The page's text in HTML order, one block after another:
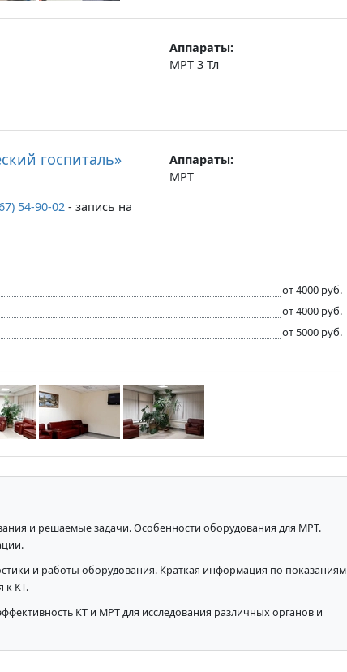
Аппараты:
МРТ 3 Тл
госпиталь»
54-90-02 - запись на
Аппараты:
МРТ
от 4000 руб.
от 4000 руб.
от 5000 руб.
и решаемые задачи. Особенности оборудования для МРТ.
и работы оборудования. Краткая информация по показаниям
к КТ.
КТ и МРТ для исследования различных органов и